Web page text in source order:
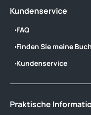
Kundenservice
FAQ
Finden Sie meine
Kundenservice
Praktische